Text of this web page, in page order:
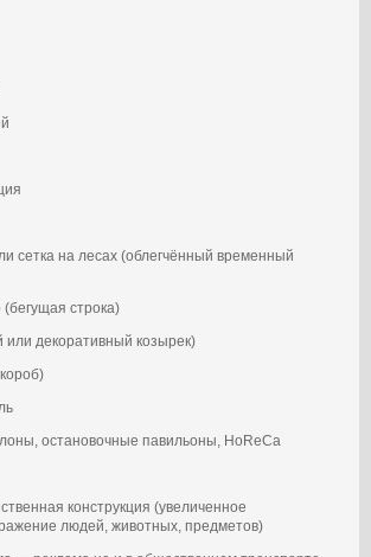
сетка на лесах (облегчённый временный
(бегущая строка)
или декоративный козырек)
остановочные павильоны, HoReCa
конструкция (увеличенное
людей, животных, предметов)